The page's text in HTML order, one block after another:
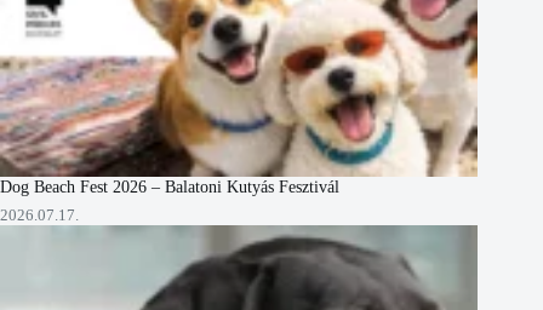
Dog Beach Fest 2026 – Balatoni Kutyás Fesztivál
2026.07.17.